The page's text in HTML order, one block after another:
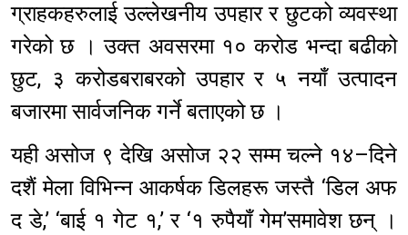
ग्राहकहरुलाई उल्लेखनीय उपहार र छुटको व्यवस्था
गरेको छ । उक्त अवसरमा १० करोड भन्दा बढीको
छुट, ३ करोडबराबरको उपहार र ५ नयाँ उत्पादन
बजारमा सार्वजनिक गर्ने बताएको छ ।
यही असोज ९ देखि असोज २२ सम्म चल्ने १४–दिने
दशैं मेला विभिन्न आकर्षक डिलहरू जस्तै ‘डिल अफ
द डे,’ ‘बाई १ गेट १,’ र ‘१ रुपैयाँ गेम’समावेश छन् ।